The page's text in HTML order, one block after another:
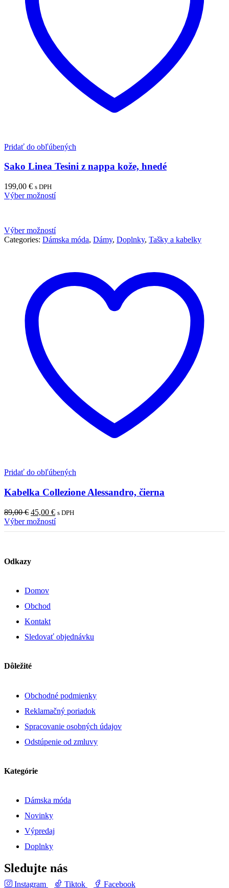
Pridať do obľúbených
Sako Linea Tesini z nappa kože, hnedé
199,00 € s DPH
Výber možností
Výber možností
Categories: Dámska móda, Dámy, Doplnky, Tašky a kabelky
Pridať do obľúbených
Kabelka Collezione Alessandro, čierna
89,00€ Pôvodná
cena
bola:
45,00 €Aktuálna
cena
je:
s DPH
Výber možností
Odkazy
Domov
Obchod
Kontakt
Sledovať objednávku
Dôležité
Obchodné podmienky
Reklamačný poriadok
Spracovanie osobných údajov
Odstúpenie od zmluvy
Kategórie
Dámska móda
Novinky
Výpredaj
Doplnky
Sledujte nás
Instagram Tiktok Facebook